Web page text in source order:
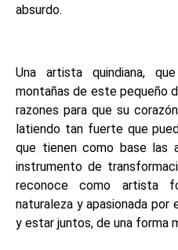
absurdo.
Una artista quindiana,
montañas de este pequeño
razones para que su
latiendo tan fuerte que
que tienen como base las
instrumento de
reconoce como artista
naturaleza y apasionada por
y estar juntos, de una forma